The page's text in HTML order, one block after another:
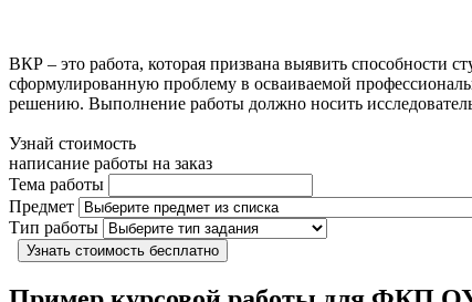
ВКР – это работа, которая призвана выявить способности
сформулированную проблему в осваиваемой
решению. Выполнение работы должно носить
Узнай стоимость
написание работы на заказ
Тема работы
Предмет
Тип работы
Узнать стоимость бесплатно